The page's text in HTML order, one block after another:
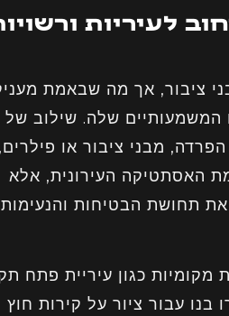
לעיריות
ציבור, אך מה שבאמת
שלה. שילוב של
הפרדה, מבני ציבור או
האסתטיקה העירונית, אלא
תחושת הבטיחות והנעימות
מקומיות כגון עיריית פתח
בנו עבור ציור על קירות חוץ